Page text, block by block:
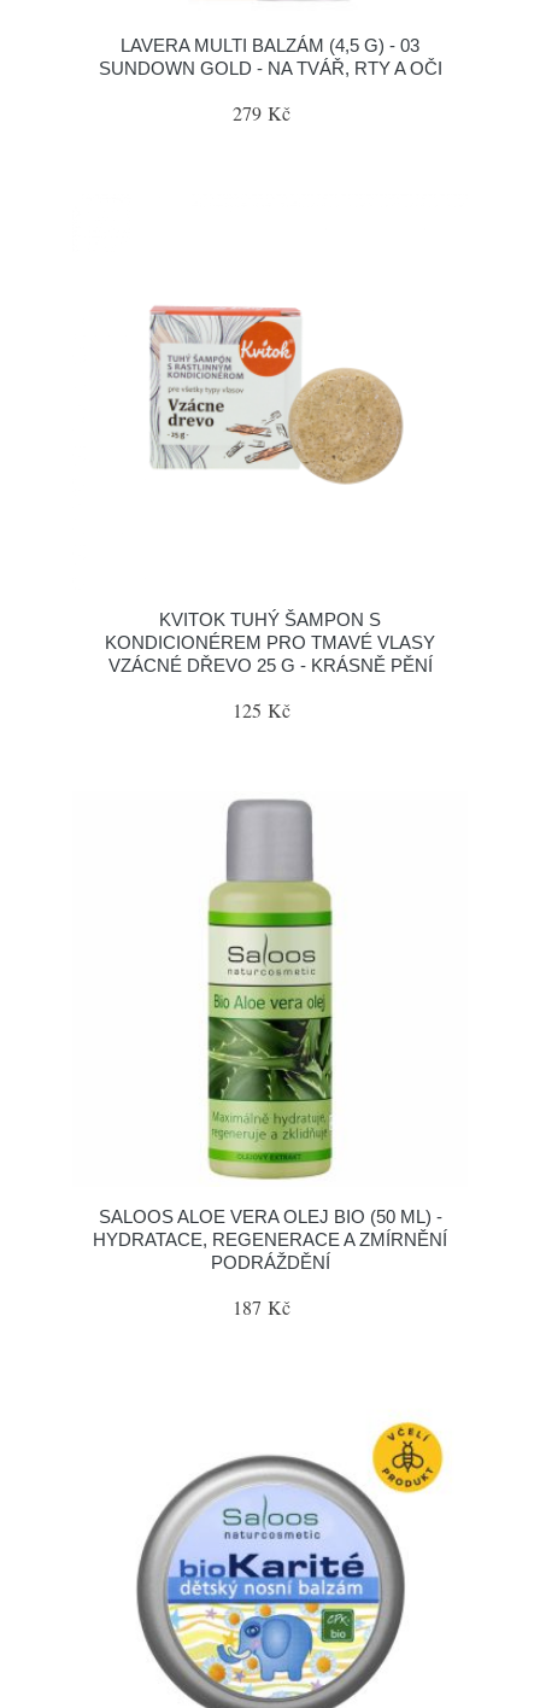
LAVERA MULTI BALZÁM (4,5 G) - 03
SUNDOWN GOLD - NA TVÁŘ, RTY A OČI
279 Kč
KVITOK TUHÝ ŠAMPON S
KONDICIONÉREM PRO TMAVÉ VLASY
VZÁCNÉ DŘEVO 25 G - KRÁSNĚ PĚNÍ
125 Kč
SALOOS ALOE VERA OLEJ BIO (50 ML) -
HYDRATACE, REGENERACE A ZMÍRNĚNÍ
PODRÁŽDĚNÍ
187 Kč